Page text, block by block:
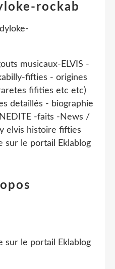
rockab
musicaux-ELVIS -
fifties - origines
fifities etc etc)
detaillés - biographie
-faits -News /
elvis histoire fifties
sur le portail Eklablog
sur le portail Eklablog